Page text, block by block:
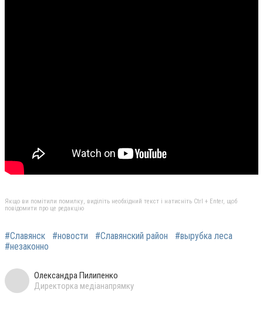
Якщо ви помітили помилку, виділіть необхідний текст і натисніть Ctrl + Enter, щоб
повідомити про це редакцію
#Славянск #новости #Славянский район
#вырубка леса
#незаконно
Олександра Пилипенко
Директорка медіанапрямку